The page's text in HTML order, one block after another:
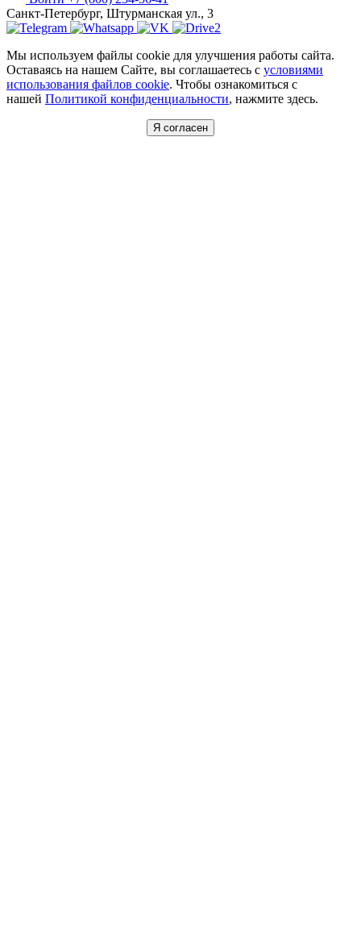
Санкт-Петербург, Штурманская ул., 3
Мы используем файлы cookie для улучшения работы сайта.
Оставаясь на нашем Сайте, вы соглашаетесь с условиями
использования файлов cookie. Чтобы ознакомиться с
нашей Политикой конфиденциальности, нажмите здесь.
Я согласен